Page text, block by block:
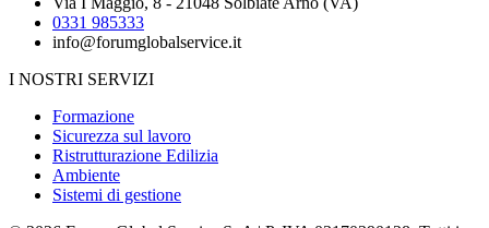
0331 985333
info@forumglobalservice.it
I NOSTRI SERVIZI
Formazione
Sicurezza sul lavoro
Ristrutturazione Edilizia
Ambiente
Sistemi di gestione